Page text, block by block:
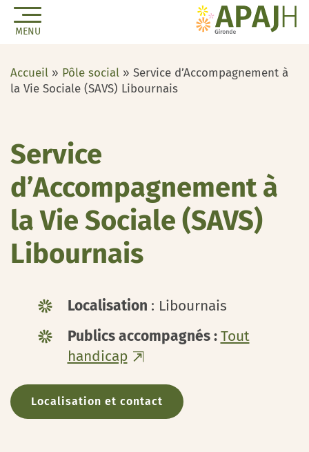
MENU
Accueil » Pôle social » Service d’Accompagnement à
la Vie Sociale (SAVS) Libournais
Service
d’Accompagnement à
la Vie Sociale (SAVS)
Libournais
Localisation : Libournais
Publics accompagnés :Tout
handicap
Localisation et contact